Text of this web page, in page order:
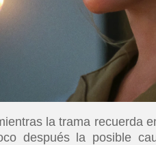
la trama recuerda
después la posible